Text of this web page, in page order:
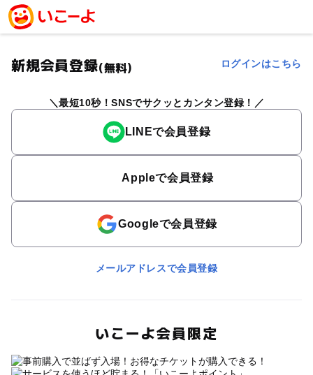
新規会員登録(無料) ログインはこちら
最短10秒！SNSでサクッとカンタン登録！
LINEで会員登録
Appleで会員登録
Googleで会員登録
メールアドレスで会員登録
いこーよ会員限定